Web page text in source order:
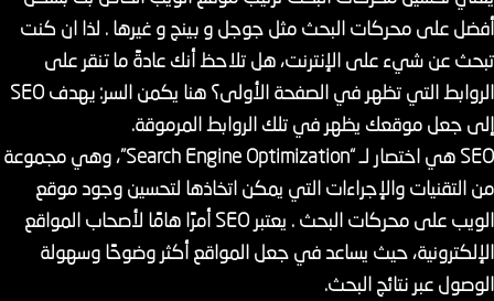
أفضل على محركات البحث مثل جوجل و بينج و غيرها . لذا ان كنت
تبحث عن شيء على الإنترنت، هل تلاحظ أنك عادةً ما تنقر على
الروابط التي تظهر في الصفحة الأولى؟ هنا يكمن السر: يهدف SEO
إلى جعل موقعك يظهر في تلك الروابط المرموقة.
SEO هي اختصار لـ “Search Engine Optimization”، وهي مجموعة
من التقنيات والإجراءات التي يمكن اتخاذها لتحسين وجود موقع
الويب على محركات البحث . يعتبر SEO أمرًا هامًا لأصحاب المواقع
الإلكترونية، حيث يساعد في جعل المواقع أكثر وضوحًا وسهولة
الوصول عبر نتائج البحث.